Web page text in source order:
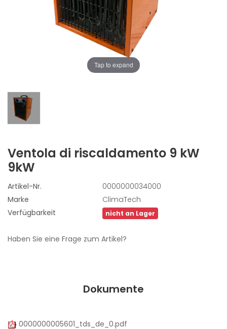
Tap to expand
Ventola di riscaldamento 9 kW
9kW
Artikel-Nr.
0000000034000
Marke
ClimaTech
Verfügbarkeit
nicht an Lager
Haben Sie eine Frage zum Artikel?
Dokumente
0000000005601_tds_de_0.pdf